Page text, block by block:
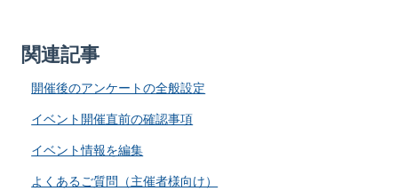
関連記事
開催後のアンケートの全般設定
イベント開催直前の確認事項
イベント情報を編集
よくあるご質問（主催者様向け）